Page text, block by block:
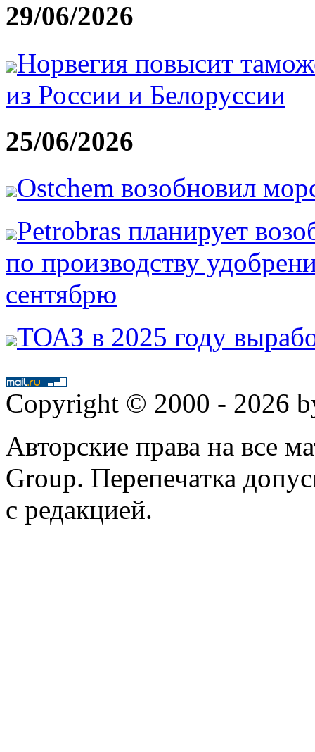
29/06/2026
Норвегия повысит
из России и Белоруссии
25/06/2026
Ostchem возобновил
Petrobras планирует
по производству
сентябрю
ТОАЗ в 2025 году
Copyright © 2000 - 2026
Авторские права на все
Group. Перепечатка
с редакцией.